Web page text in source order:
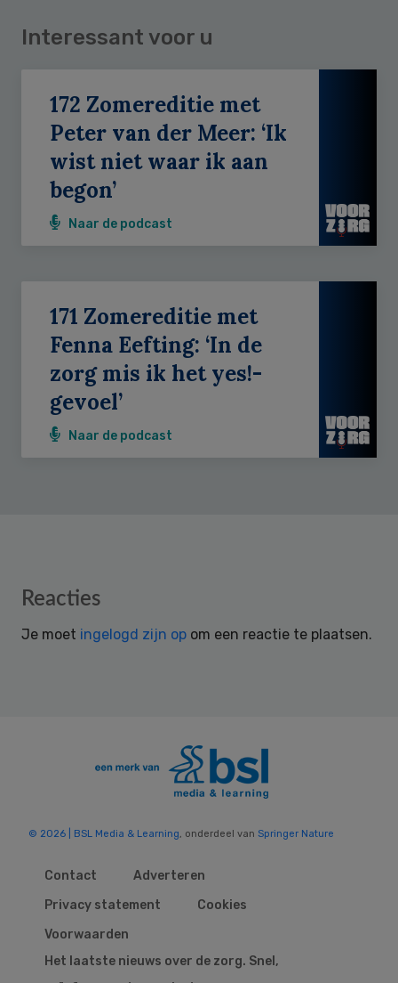
Interessant voor u
172 Zomereditie met
Peter van der Meer: ‘Ik
wist niet waar ik aan
begon’
Naar de podcast
171 Zomereditie met
Fenna Eefting: ‘In de
zorg mis ik het yes!-
gevoel’
Naar de podcast
Reader
Reacties
Je moet ingelogd zijn op om een reactie te plaatsen.
© 2026 | BSL Media & Learning, onderdeel van Springer Nature
Contact
Adverteren
Privacy statement
Cookies
Voorwaarden
Het laatste nieuws over de zorg. Snel,